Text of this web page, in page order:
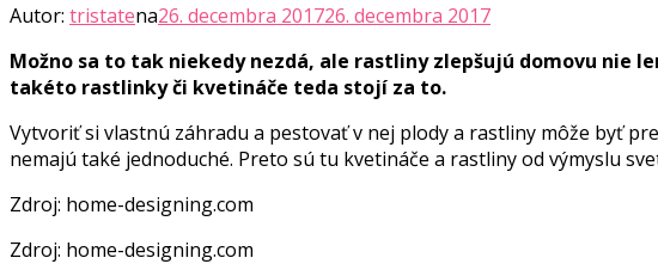
Autor: tristatena26. decembra 201726. decembra 2017
Možno sa to tak niekedy nezdá, ale rastliny zlepšujú domovu nie
takéto rastlinky či kvetináče teda stojí za to.
Vytvoriť si vlastnú záhradu a pestovať v nej plody a rastliny môže byť
nemajú také jednoduché. Preto sú tu kvetináče a rastliny od výmyslu
Zdroj: home-designing.com
Zdroj: home-designing.com